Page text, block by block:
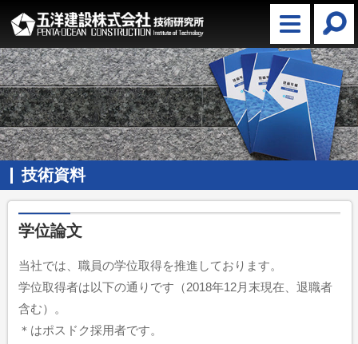
技術資料
学位論文
当社では、職員の学位取得を推進しております。
学位取得者は以下の通りです（2018年12月末現在、退職者
含む）。
＊はポスドク採用者です。